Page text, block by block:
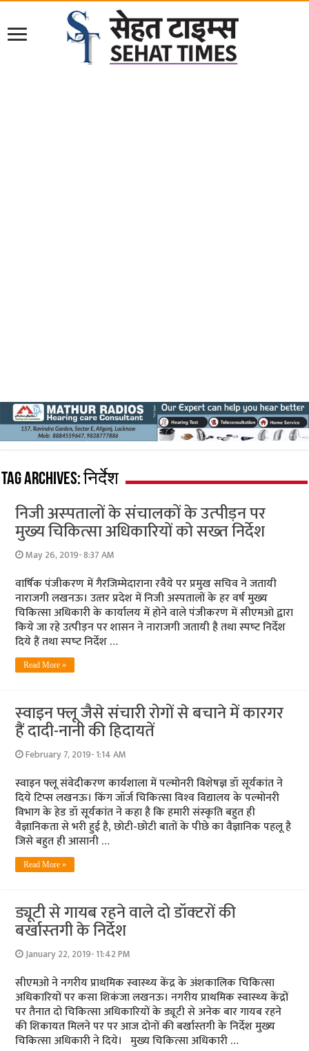
Tag Archives:निर्देश
निजी अस्‍पतालों के संचालकों के उत्‍पीड़न पर
मुख्‍य चिकित्‍सा अधिकारियों को सख्‍त निर्देश
May 26, 2019- 8:37 AM
वार्षिक पंजीकरण में गैरजिम्‍मेदाराना रवैये पर प्रमुख सचिव ने जतायी
नाराजगी लखनऊ। उत्‍तर प्रदेश में निजी अस्‍पतालों के हर वर्ष मुख्‍य
चिकित्‍सा अधिकारी के कार्यालय में होने वाले पंजीकरण में सीएमओ द्वारा
किये जा रहे उत्‍पीड़न पर शासन ने नाराजगी जतायी है तथा स्‍पष्‍ट निर्देश
दिये हैं तथा स्‍पष्‍ट निर्देश …
Read More »
स्‍वाइन फ्लू जैसे संचारी रोगों से बचाने में कारगर
हैं दादी-नानी की हिदायतें
February 7, 2019- 1:14 AM
स्वाइन फ्लू संवेदीकरण कार्यशाला में पल्‍मोनरी विशेषज्ञ डॉ सूर्यकांत ने
दिये टिप्‍स लखनऊ। किंग जॉर्ज चिकित्‍सा विश्‍व विद्यालय के पल्‍मोनरी
विभाग के हेड डॉ सूर्यकांत ने कहा है कि हमारी संस्‍कृति बहुत ही
वैज्ञानिकता से भरी हुई है, छोटी-छोटी बातों के पीछे का वैज्ञानिक पहलू है
जिसे बहुत ही आसानी …
Read More »
ड्यूटी से गायब रहने वाले दो डॉक्‍टरों की
बर्खास्‍तगी के निर्देश
January 22, 2019- 11:42 PM
सीएमओ ने नगरीय प्राथमिक स्‍वास्‍थ्‍य केंद्र के अंशकालिक चिकित्‍सा
अधिकारियों पर कसा शिकंजा लखनऊ। नगरीय प्राथमिक स्‍वास्‍थ्‍य केंद्रों
पर तैनात दो चिकित्‍सा अधिकारियों के ड्यूटी से अनेक बार गायब रहने
की शिकायत मिलने पर पर आज दोनों की बर्खास्‍तगी के निर्देश मुख्‍य
चिकित्‍सा अधिकारी ने दिये। मुख्य चिकित्सा अधिकारी …